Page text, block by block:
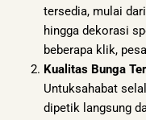
tersedia, mulai
hingga dekorasi
beberapa klik,
Kualitas Bunga
Untuksahabat
dipetik langsung